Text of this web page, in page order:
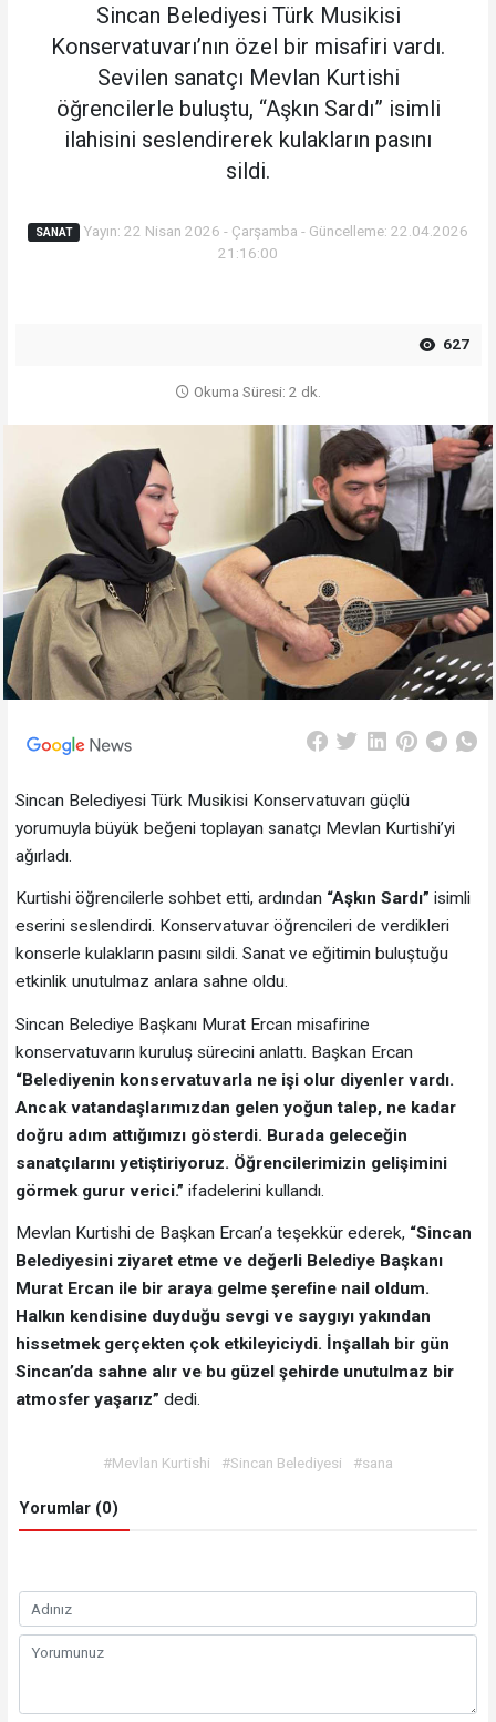
Sincan Belediyesi Türk Musikisi
Konservatuvarı’nın özel bir misafiri vardı.
Sevilen sanatçı Mevlan Kurtishi
öğrencilerle buluştu, “Aşkın Sardı” isimli
ilahisini seslendirerek kulakların pasını
sildi.
SANAT
Yayın: 22 Nisan 2026 - Çarşamba - Güncelleme: 22.04.2026
21:16:00
627
Okuma Süresi: 2 dk.
Sincan Belediyesi Türk Musikisi Konservatuvarı güçlü
yorumuyla büyük beğeni toplayan sanatçı Mevlan Kurtishi’yi
ağırladı.
Kurtishi öğrencilerle sohbet etti, ardından “Aşkın Sardı” isimli
eserini seslendirdi. Konservatuvar öğrencileri de verdikleri
konserle kulakların pasını sildi. Sanat ve eğitimin buluştuğu
etkinlik unutulmaz anlara sahne oldu.
Sincan Belediye Başkanı Murat Ercan misafirine
konservatuvarın kuruluş sürecini anlattı. Başkan Ercan
“Belediyenin konservatuvarla ne işi olur diyenler vardı.
Ancak vatandaşlarımızdan gelen yoğun talep, ne kadar
doğru adım attığımızı gösterdi. Burada geleceğin
sanatçılarını yetiştiriyoruz. Öğrencilerimizin gelişimini
görmek gurur verici.” ifadelerini kullandı.
Mevlan Kurtishi de Başkan Ercan’a teşekkür ederek,“Sincan
Belediyesini ziyaret etme ve değerli Belediye Başkanı
Murat Ercan ile bir araya gelme şerefine nail oldum.
Halkın kendisine duyduğu sevgi ve saygıyı yakından
hissetmek gerçekten çok etkileyiciydi. İnşallah bir gün
Sincan’da sahne alır ve bu güzel şehirde unutulmaz bir
atmosfer yaşarız” dedi.
#Mevlan Kurtishi #Sincan Belediyesi #sana
Yorumlar (0)